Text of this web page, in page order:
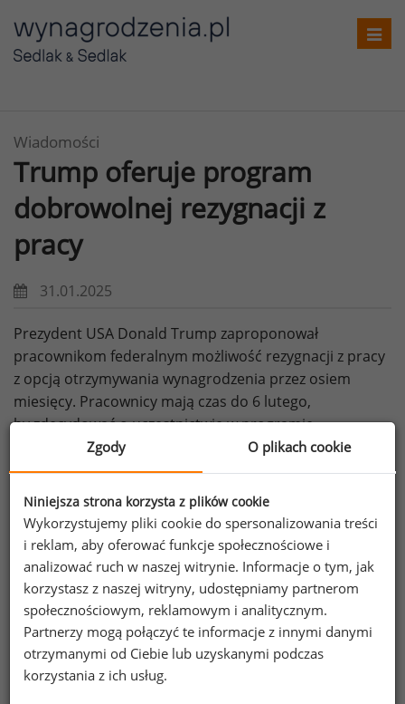
Wiadomości
Trump oferuje program
dobrowolnej rezygnacji z
pracy
31.01.2025
Prezydent USA Donald Trump zaproponował
pracownikom federalnym możliwość rezygnacji z pracy
z opcją otrzymywania wynagrodzenia przez osiem
miesięcy. Pracownicy mają czas do 6 lutego,
by zdecydować o uczestnictwie w programie.
Propozycja ma na celu oszczędności rzędu
100 miliardów USD, ale spotkała się z krytyką ze strony
związków zawodowych i polityków, którzy obawiają się
negatywnych konsekwencji tej decyzji.
źródło: https://www.bbc.com
Zobacz więcej wiadomości
Zobacz więcej
ciekawostek
Zgody O plikach cookie
Niniejsza strona korzysta z plików cookie
Wykorzystujemy pliki cookie do spersonalizowania treści
i reklam, aby oferować funkcje społecznościowe i
analizować ruch w naszej witrynie. Informacje o tym, jak
korzystasz z naszej witryny, udostępniamy partnerom
społecznościowym, reklamowym i analitycznym.
Partnerzy mogą połączyć te informacje z innymi danymi
otrzymanymi od Ciebie lub uzyskanymi podczas
korzystania z ich usług.